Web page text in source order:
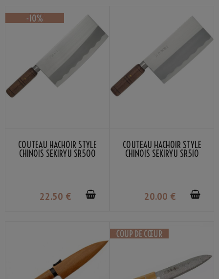
COUTEAU HACHOIR STYLE
CHINOIS SEKIRYU SR500
22.50 €
COUTEAU HACHOIR STYLE
CHINOIS SEKIRYU SR510
20.00 €